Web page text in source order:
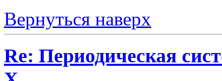
Вернуться наверх
Re: Периодическая